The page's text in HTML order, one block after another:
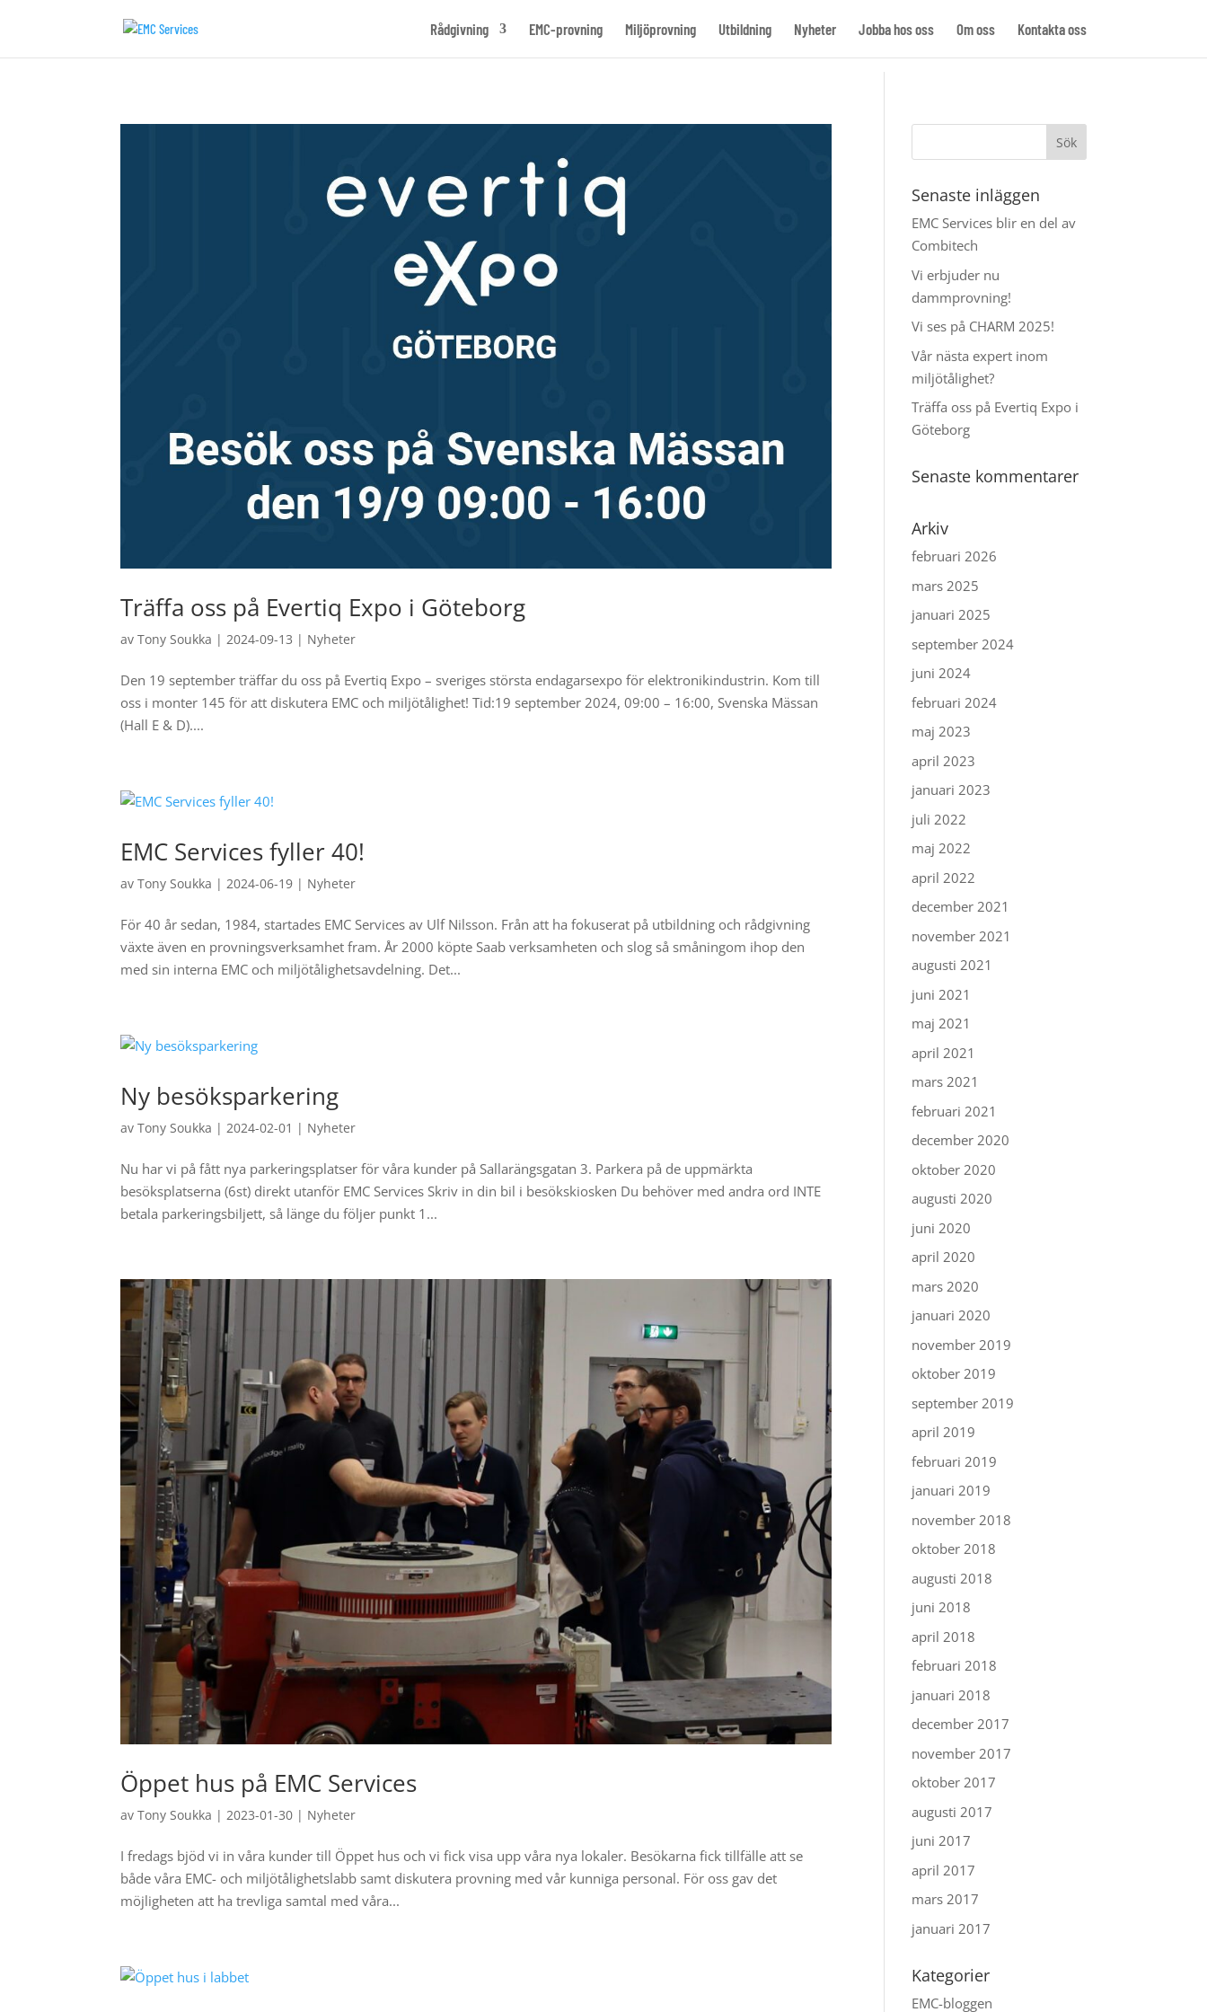
Rådgivning EMC-provning Miljöprovning Utbildning Nyheter Jobba hos oss Om oss Kontakta oss
Träffa oss på Evertiq Expo i Göteborg
avTony Soukka | 2024-09-13 | Nyheter
Den 19 september träffar du oss på Evertiq Expo – sveriges största endagarsexpo för elektronikindustrin. Kom till
oss i monter 145 för att diskutera EMC och miljötålighet! Tid:19 september 2024, 09:00 – 16:00, Svenska Mässan
(Hall E & D)....
EMC Services fyller 40!
avTony Soukka | 2024-06-19 | Nyheter
För 40 år sedan, 1984, startades EMC Services av Ulf Nilsson. Från att ha fokuserat på utbildning och rådgivning
växte även en provningsverksamhet fram. År 2000 köpte Saab verksamheten och slog så småningom ihop den
med sin interna EMC och miljötålighetsavdelning. Det...
Ny besöksparkering
avTony Soukka | 2024-02-01 | Nyheter
Nu har vi på fått nya parkeringsplatser för våra kunder på Sallarängsgatan 3. Parkera på de uppmärkta
besöksplatserna (6st) direkt utanför EMC Services Skriv in din bil i besökskiosken Du behöver med andra ord INTE
betala parkeringsbiljett, så länge du följer punkt 1...
Öppet hus på EMC Services
avTony Soukka | 2023-01-30 | Nyheter
I fredags bjöd vi in våra kunder till Öppet hus och vi fick visa upp våra nya lokaler. Besökarna fick tillfälle att se
både våra EMC- och miljötålighetslabb samt diskutera provning med vår kunniga personal. För oss gav det
möjligheten att ha trevliga samtal med våra...
Senaste inläggen
EMC Services blir en del av
Combitech
Vi erbjuder nu
dammprovning!
Vi ses på CHARM 2025!
Vår nästa expert inom
miljötålighet?
Träffa oss på Evertiq Expo i
Göteborg
Senaste kommentarer
Arkiv
februari 2026
mars 2025
januari 2025
september 2024
juni 2024
februari 2024
maj 2023
april 2023
januari 2023
juli 2022
maj 2022
april 2022
december 2021
november 2021
augusti 2021
juni 2021
maj 2021
april 2021
mars 2021
februari 2021
december 2020
oktober 2020
augusti 2020
juni 2020
april 2020
mars 2020
januari 2020
november 2019
oktober 2019
september 2019
april 2019
februari 2019
januari 2019
november 2018
oktober 2018
augusti 2018
juni 2018
april 2018
februari 2018
januari 2018
december 2017
november 2017
oktober 2017
augusti 2017
juni 2017
april 2017
mars 2017
januari 2017
Kategorier
EMC-bloggen